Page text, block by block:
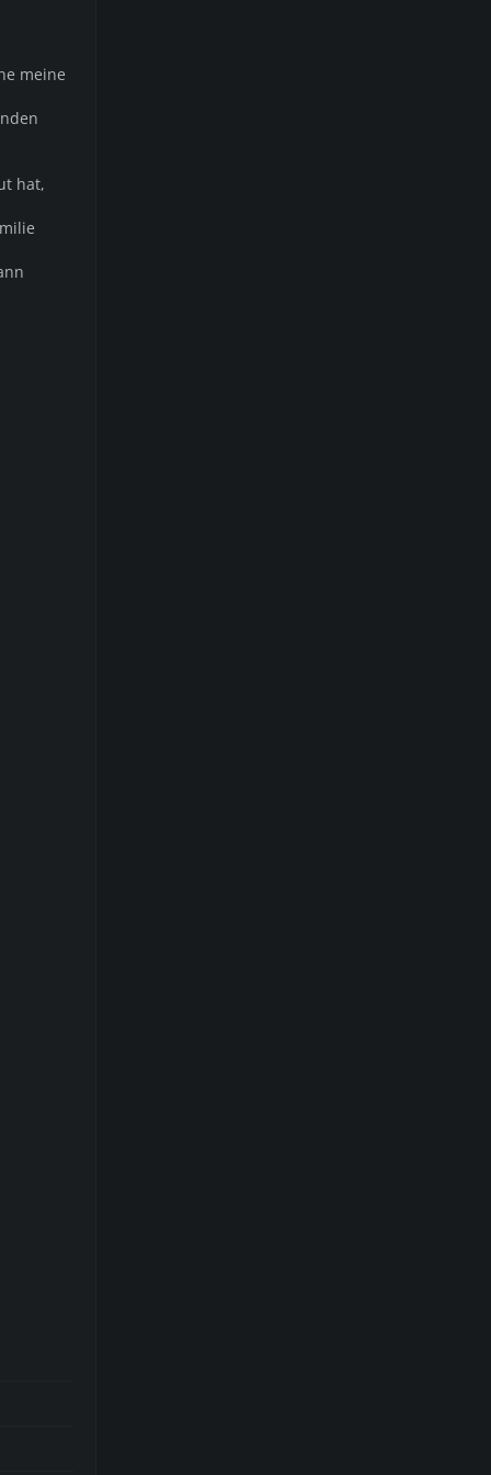
meine
hat,